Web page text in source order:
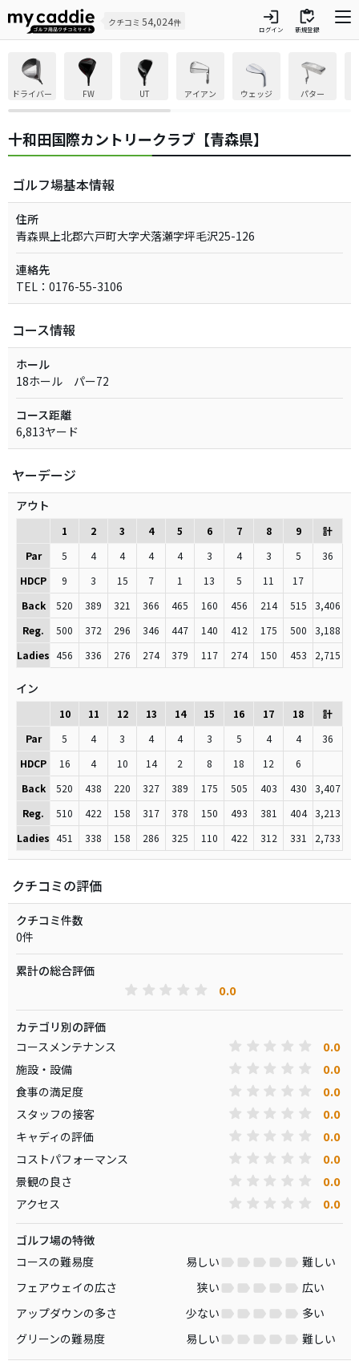
クチコミ 54,024件 login
ログイン
inventory
新規登録
ドライバー FW UT アイアン ウェッジ パター
十和田国際カントリークラブ【青森県】
ゴルフ場基本情報
住所
青森県上北郡六戸町大字犬落瀬字坪毛沢25-126
連絡先
TEL：0176-55-3106
コース情報
ホール
18ホール パー72
コース距離
6,813ヤード
ヤーデージ
アウト
1 2 3 4 5 6 7 8 9
計
Par
5 4 4 4 4 3 4 3 5
36
HDCP
9 3 15 7 1 13 5 11
17
Back
520 389 321 366 465 160 456 214 515
3,406
Reg.
500 372 296 346 447 140 412 175 500
3,188
Ladies 456 336 276 274 379 117 274 150 453 2,715
イン
10 11 12 13 14 15 16 17 18
計
Par
5 4 3 4 4 3 5 4 4
36
HDCP
16 4 10 14 2 8 18 12
6
Back
520 438 220 327 389 175 505 403 430
3,407
Reg.
510 422 158 317 378 150 493 381 404
3,213
Ladies 451 338 158 286 325 110 422 312 331 2,733
クチコミの評価
クチコミ件数
0件
累計の総合評価
0.0
カテゴリ別の評価
コースメンテナンス
0.0
施設・設備 0.0
食事の満足度 0.0
スタッフの接客 0.0
キャディの評価 0.0
コストパフォーマンス 0.0
景観の良さ 0.0
アクセス 0.0
ゴルフ場の特徴
コースの難易度
易しい
難しい
フェアウェイの広さ
狭い
広い
アップダウンの多さ
少ない
多い
グリーンの難易度
易しい 難しい